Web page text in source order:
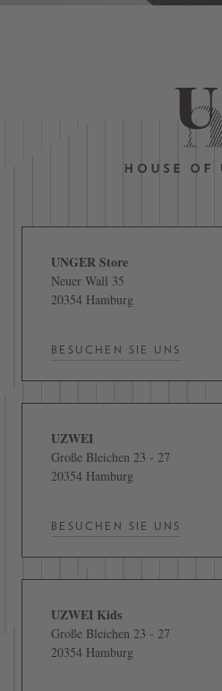
UNGER Store
Neuer Wall 35
20354 Hamburg
BESUCHEN SIE UNS
UZWEI
Große Bleichen 23 - 27
20354 Hamburg
BESUCHEN SIE UNS
UZWEI Kids
Große Bleichen 23 - 27
20354 Hamburg